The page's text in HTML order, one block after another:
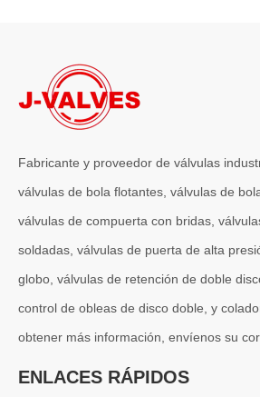
J-VALVES fabrica válvulas de
2026-07-04
En sistemas de tuberías criogénicas y
Fabricante y proveedor de válvulas
válvulas de bola flotantes, válvulas de
válvulas de compuerta con bridas,
soldadas, válvulas de puerta de alta
globo, válvulas de retención de doble
control de obleas de disco doble, y
obtener más información, envíenos su
ENLACES RÁPIDOS